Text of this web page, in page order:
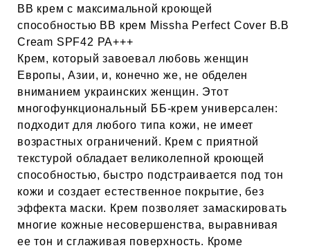
И
ВВ крем с максимальной кроющей
способностью ВВ крем Missha Perfect Cover B.B
Cream SPF42 PA+++
Крем, который завоевал любовь женщин
Европы, Азии, и, конечно же, не обделен
вниманием украинских женщин. Этот
многофункциональный ББ-крем универсален:
подходит для любого типа кожи, не имеет
возрастных ограничений. Крем с приятной
текстурой обладает великолепной кроющей
способностью, быстро подстраивается под тон
кожи и создает естественное покрытие, без
эффекта маски. Крем позволяет замаскировать
многие кожные несовершенства, выравнивая
ее тон и сглаживая поверхность. Кроме